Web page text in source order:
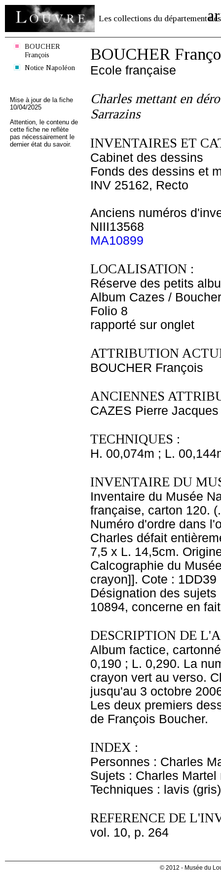
Les collections du département des
BOUCHER
François
Notice Napoléon
Mise à jour de la fiche
10/04/2025
Attention, le contenu de
cette fiche ne reflète
pas nécessairement le
dernier état du savoir.
BOUCHER
Ecole française
Charles mettant en
Sarrazins
INVENTAIRES ET
Cabinet des dessins
Fonds des dessins et
INV 25162, Recto
Anciens numéros
NIII13568
MA10899
LOCALISATION :
Réserve des petits
Album Cazes / Boucher
Folio 8
rapporté sur onglet
ATTRIBUTION
BOUCHER François
ANCIENNES
CAZES Pierre Jacques
TECHNIQUES :
H. 00,074m ; L.
INVENTAIRE DU
Inventaire du Musée
française, carton 120.
Numéro d'ordre dans
Charles défait
7,5 x L. 14,5cm.
Calcographie du
crayon]]. Cote :
Désignation des
10894, concerne en
DESCRIPTION DE
Album factice,
0,190 ; L. 0,290. La
crayon vert au verso.
jusqu'au 3 octobre
Les deux premiers
de François Boucher.
INDEX :
Personnes : Charles
Sujets : Charles
Techniques : lavis
REFERENCE DE
vol. 10, p. 264
© 2012 - Musée du